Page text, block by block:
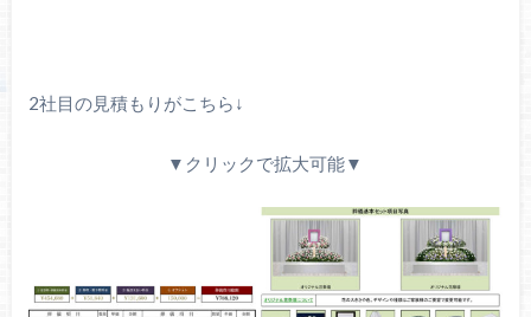
2社目の見積もりがこちら↓
▼クリックで拡大可能▼